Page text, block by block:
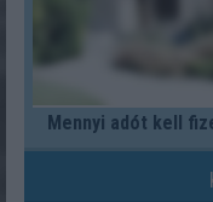
Mennyi adót kell